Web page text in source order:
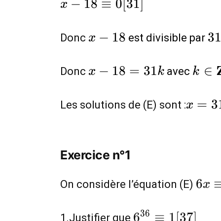
0[31]
x − 18 ≡ 0[31]
Donc x-
x − 18 est divisible par 31
31
Donc x-
x − 18 = 31k avec k\in
k ∈
Les solutions de (E) sont :x = 3
Exercice n°1
On considère l’équation (E) 6x
1.Justifier que 6^{36}\equiv
636 ≡ 1 [37]